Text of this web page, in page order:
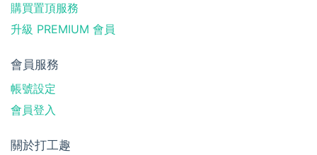
購買置頂服務
升級 PREMIUM 會員
會員服務
帳號設定
會員登入
關於打工趣